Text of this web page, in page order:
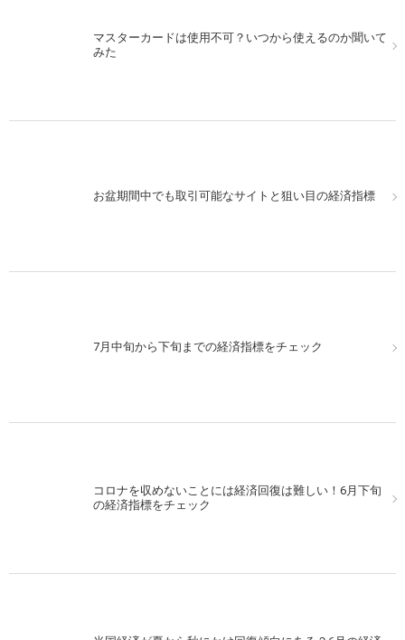
マスターカードは使用不可？いつから使えるのか聞いて
みた
お盆期間中でも取引可能なサイトと狙い目の経済指標
7月中旬から下旬までの経済指標をチェック
コロナを収めないことには経済回復は難しい！6月下旬
の経済指標をチェック